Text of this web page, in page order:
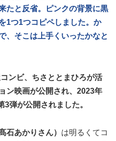
たと反省。ピンクの背景に黒
1つ1つコピペしました。か
、そこは上手くいったかなと
ンビ、ちさととまひろが活
ン映画が公開され、2023年
弾が公開されました。
石あかりさん） は明るくてコ